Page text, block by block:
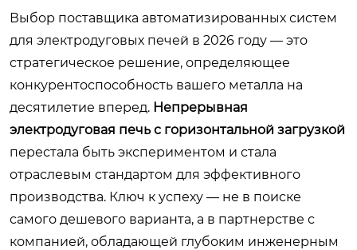
Выбор поставщика автоматизированных систем
для электродуговых печей в 2026 году — это
стратегическое решение, определяющее
конкурентоспособность вашего металла на
десятилетие вперед. Непрерывная
электродуговая печь с горизонтальной загрузкой
перестала быть экспериментом и стала
отраслевым стандартом для эффективного
производства. Ключ к успеху — не в поиске
самого дешевого варианта, а в партнерстве с
компанией, обладающей глубоким инженерным